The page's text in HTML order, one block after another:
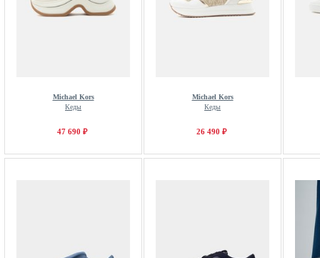
Michael Kors
Кеды
47 690 ₽
Michael Kors
Кеды
26 490 ₽